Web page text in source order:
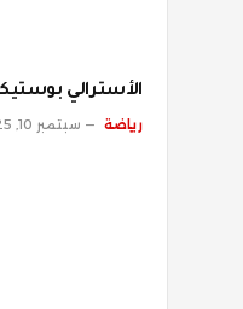
الأسترالي
رياضة سبتمبر 10, 2025